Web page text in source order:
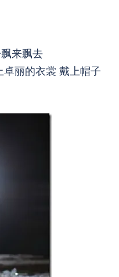
来飘去
丽的衣裳 戴上帽子